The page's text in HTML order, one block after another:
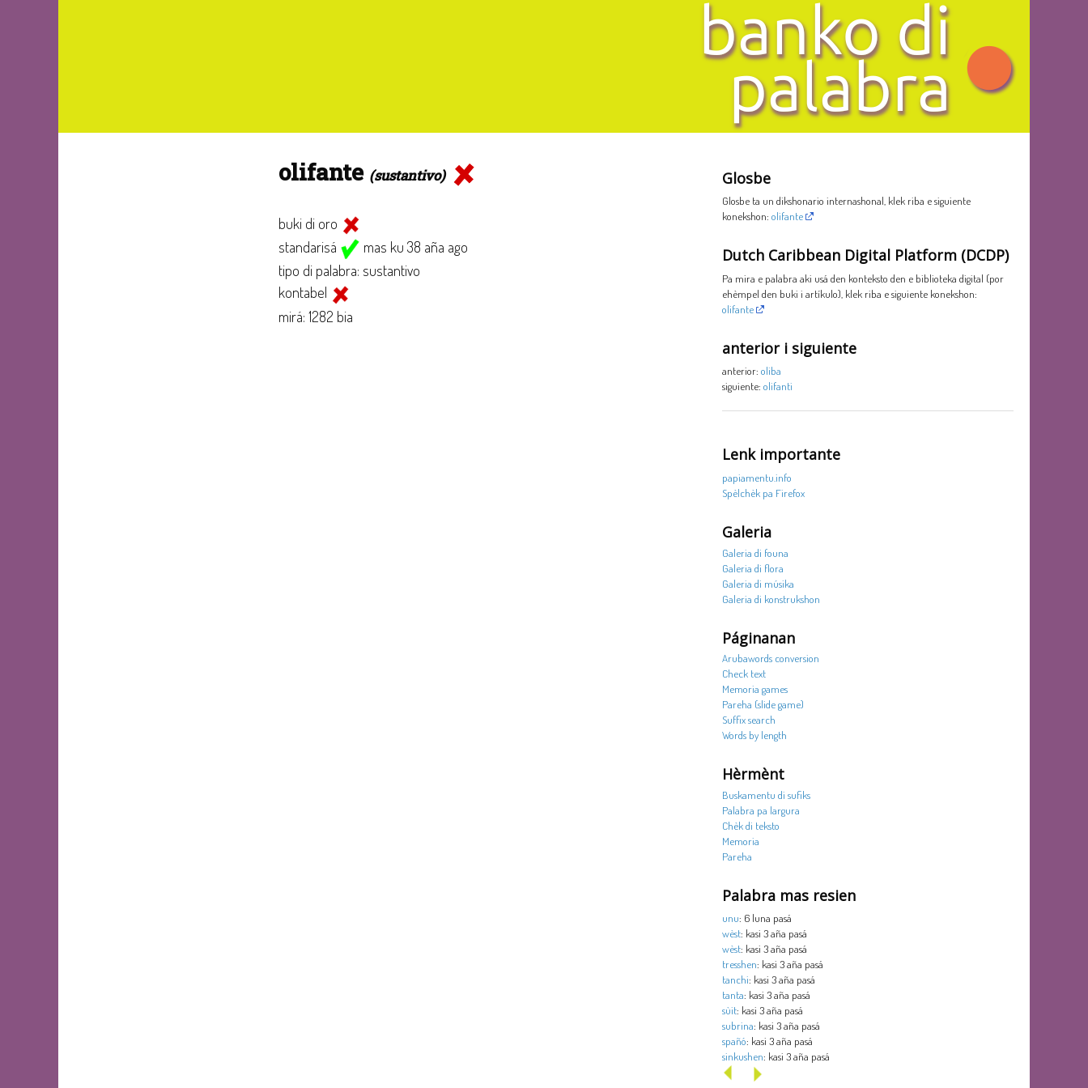
olifante (sustantivo)
buki di oro
standarisá
mas ku 38 aña ago
tipo di palabra: sustantivo
kontabel
mirá: 1282 bia
Glosbe
Glosbe ta un dikshonario internashonal, klek riba e siguiente
konekshon: olifante
Dutch Caribbean Digital Platform (DCDP)
Pa mira e palabra aki usá den konteksto den e biblioteka digital (por
ehèmpel den buki i artíkulo), klek riba e siguiente konekshon:
olifante
anterior i siguiente
anterior: oliba
siguiente: olifanti
Lenk importante
papiamentu.info
Spèlchèk pa Firefox
Galeria
Galeria di founa
Galeria di flora
Galeria di músika
Galeria di konstrukshon
Páginanan
Arubawords conversion
Check text
Memoria games
Pareha (slide game)
Suffix search
Words by length
Hèrmènt
Buskamentu di sufiks
Palabra pa largura
Chèk di teksto
Memoria
Pareha
Palabra mas resien
unu: 6 luna pasá
wèst: kasi 3 aña pasá
wèst: kasi 3 aña pasá
tresshen: kasi 3 aña pasá
tanchi: kasi 3 aña pasá
tanta: kasi 3 aña pasá
sùit: kasi 3 aña pasá
subrina: kasi 3 aña pasá
spañó: kasi 3 aña pasá
sinkushen: kasi 3 aña pasá